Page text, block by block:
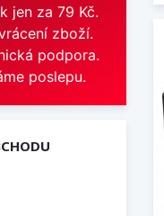
jen za 79 Kč.
zboží.
podpora.
poslepu.